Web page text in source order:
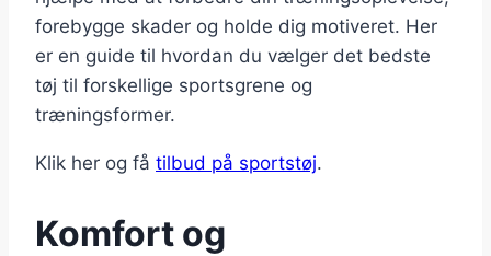
forebygge skader og holde dig motiveret. Her
er en guide til hvordan du vælger det bedste
tøj til forskellige sportsgrene og
træningsformer.
Klik her og få tilbud på sportstøj.
Komfort og